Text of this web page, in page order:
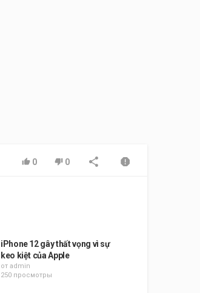
0 0
iPhone 12 gây thất vọng vì sự
keo kiệt của Apple
от admin
250 просмотры